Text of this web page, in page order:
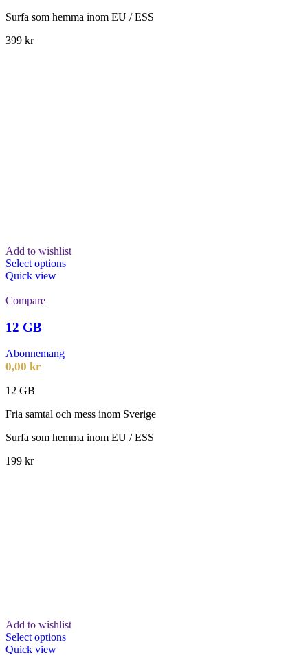
Surfa som hemma inom EU / ESS
399 kr
Add to wishlist
Select options
Quick view
Compare
12 GB
Abonnemang
0,00 kr
12 GB
Fria samtal och mess inom Sverige
Surfa som hemma inom EU / ESS
199 kr
Add to wishlist
Select options
Quick view